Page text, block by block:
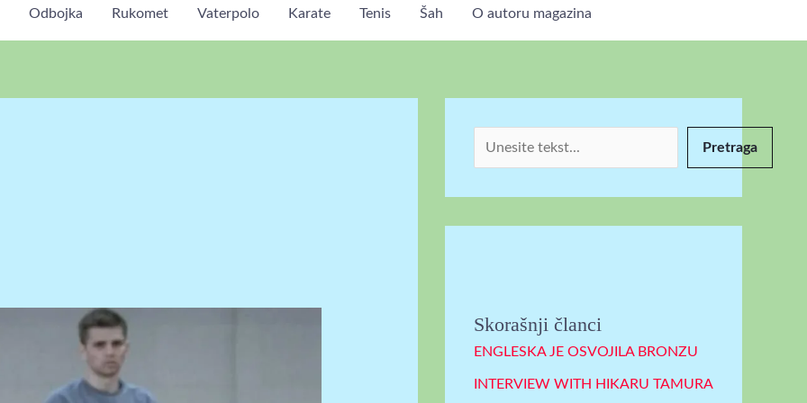
Odbojka Rukomet Vaterpolo Karate Tenis Šah O autoru magazina
P
r
t
r
Pretraga
Skorašnji članci
ENGLESKA JE OSVOJILA BRONZU
INTERVIEW WITH HIKARU TAMURA